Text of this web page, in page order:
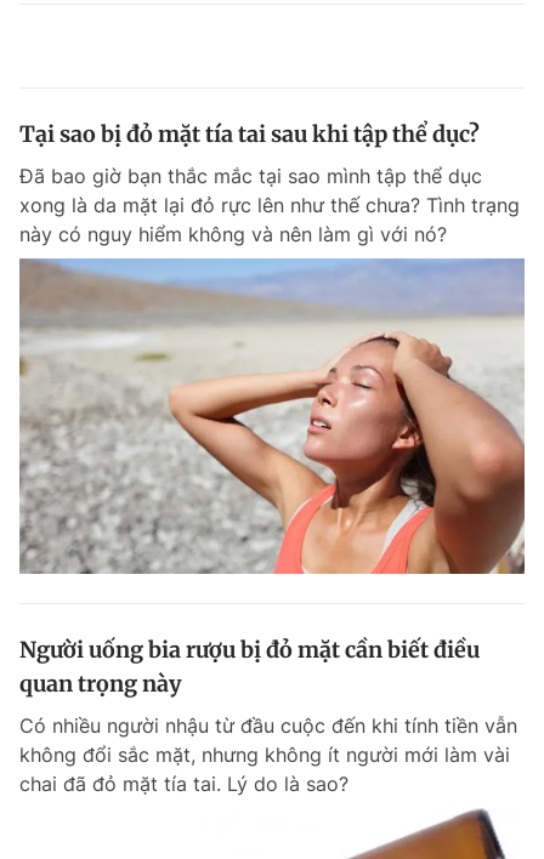
Tại sao bị đỏ mặt tía tai sau khi tập thể dục?
Đã bao giờ bạn thắc mắc tại sao mình tập thể dục
xong là da mặt lại đỏ rực lên như thế chưa? Tình trạng
này có nguy hiểm không và nên làm gì với nó?
Người uống bia rượu bị đỏ mặt cần biết điều
quan trọng này
Có nhiều người nhậu từ đầu cuộc đến khi tính tiền vẫn
không đổi sắc mặt, nhưng không ít người mới làm vài
chai đã đỏ mặt tía tai. Lý do là sao?